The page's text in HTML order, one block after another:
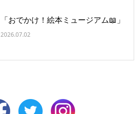
「おでかけ！絵本ミュージアム📖」
2026.07.02